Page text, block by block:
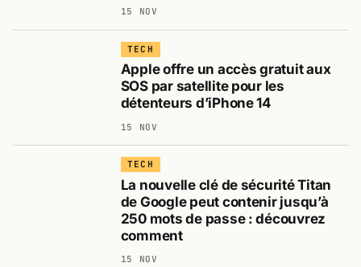
15 NOV
TECH
Apple offre un accès gratuit aux
SOS par satellite pour les
détenteurs d’iPhone 14
15 NOV
TECH
La nouvelle clé de sécurité Titan
de Google peut contenir jusqu’à
250 mots de passe : découvrez
comment
15 NOV